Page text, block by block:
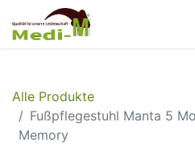
Alle Produkte
Fußpflegestuhl Manta 5
Memory